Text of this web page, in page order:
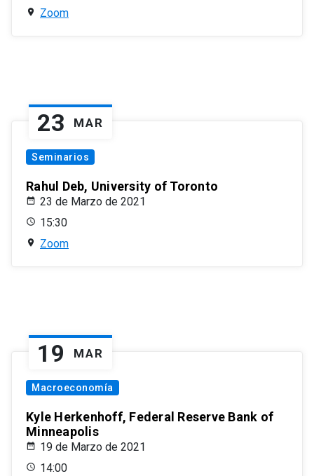
Zoom
23 MAR
Seminarios
Rahul Deb, University of Toronto
23 de Marzo de 2021
15:30
Zoom
19 MAR
Macroeconomía
Kyle Herkenhoff, Federal Reserve Bank of
Minneapolis
19 de Marzo de 2021
14:00